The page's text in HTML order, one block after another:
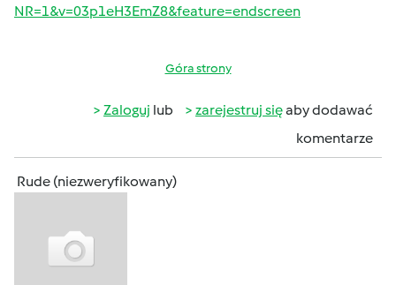
NR=1&v=03p1eH3EmZ8&feature=endscreen
Góra strony
Zaloguj lub zarejestruj sięaby dodawać
komentarze
Rude (niezweryfikowany)